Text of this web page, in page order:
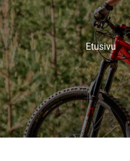
Etusivu